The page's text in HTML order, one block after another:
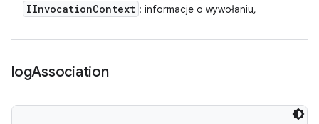
IInvocationContext : informacje o wywołaniu,
logAssociation